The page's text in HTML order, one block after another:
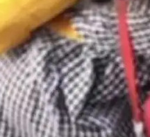
对安全性、
首先是数据
发场景，公
升的需求。
全要求较...
！ 随着各行
构成形态逐
化：不只是
力时代下，
用，以及持
AI算力网关
理和成本治
看得清、管
作者之一。
作者之一。
家。 Jeff D
布离职。 他
Ghema
二十多
的共同
成员，Se
界面
增强
体，这一轮
事一次补
是杭州无
体——一位全